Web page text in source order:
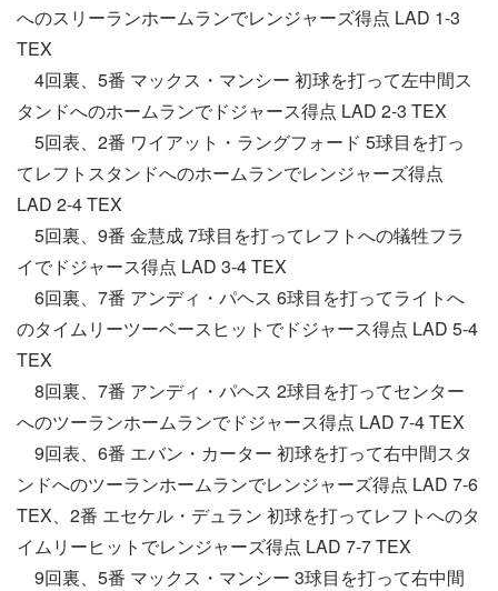
へのスリーランホームランでレンジャーズ得点 LAD 1-3
TEX
4回裏、5番 マックス・マンシー 初球を打って左中間ス
タンドへのホームランでドジャース得点 LAD 2-3 TEX
5回表、2番 ワイアット・ラングフォード 5球目を打っ
てレフトスタンドへのホームランでレンジャーズ得点
LAD 2-4 TEX
5回裏、9番 金慧成 7球目を打ってレフトへの犠牲フラ
イでドジャース得点 LAD 3-4 TEX
6回裏、7番 アンディ・パヘス 6球目を打ってライトへ
のタイムリーツーベースヒットでドジャース得点 LAD 5-4
TEX
8回裏、7番 アンディ・パヘス 2球目を打ってセンター
へのツーランホームランでドジャース得点 LAD 7-4 TEX
9回表、6番 エバン・カーター 初球を打って右中間スタ
ンドへのツーランホームランでレンジャーズ得点 LAD 7-6
TEX、2番 エセケル・デュラン 初球を打ってレフトへのタ
イムリーヒットでレンジャーズ得点 LAD 7-7 TEX
9回裏、5番 マックス・マンシー 3球目を打って右中間